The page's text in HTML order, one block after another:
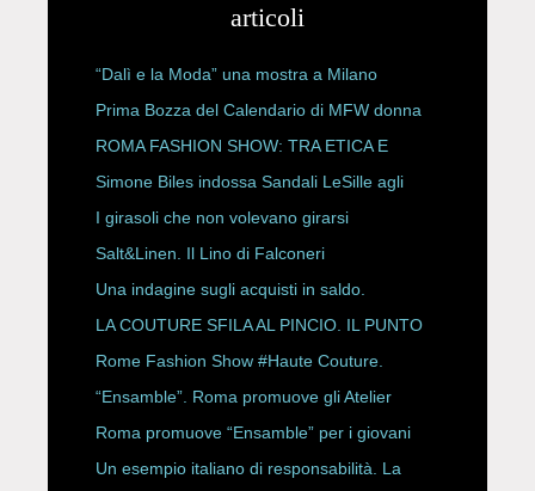
articoli
“Dalì e la Moda” una mostra a Milano
Prima Bozza del Calendario di MFW donna
P/E 2027
ROMA FASHION SHOW: TRA ETICA E
HAUTE COUTURE
Simone Biles indossa Sandali LeSille agli
ESPY Awards 2026
I girasoli che non volevano girarsi
Salt&Linen. Il Lino di Falconeri
Una indagine sugli acquisti in saldo.
LA COUTURE SFILA AL PINCIO. IL PUNTO
CON ALESSANDRO ONORATO E
ROBERTA ANGELILLI
Rome Fashion Show #Haute Couture.
“Ensamble”. Roma promuove gli Atelier
Storici
Roma promuove “Ensamble” per i giovani
Un esempio italiano di responsabilità. La